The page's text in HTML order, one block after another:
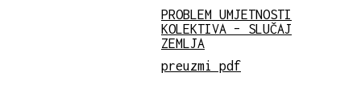
PROBLEM UMJETNOSTI
KOLEKTIVA – SLUČAJ
ZEMLJA
preuzmi pdf